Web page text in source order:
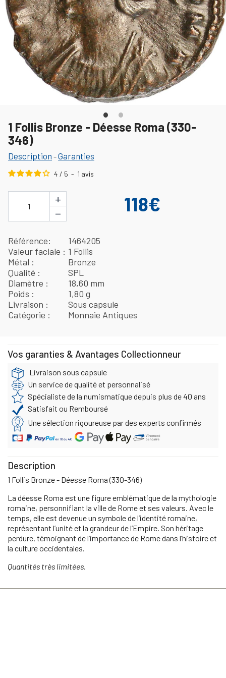
1 Follis Bronze - Déesse Roma (330-
346)
Description -Garanties
4 / 5 - 1 avis
1
+
−
118€
Référence
1464205
Valeur faciale
1 Follis
Métal
Bronze
Qualité
SPL
Diamètre
18,60 mm
Poids
1,80 g
Livraison
Sous capsule
Catégorie
Monnaie Antiques
Vos garanties & Avantages Collectionneur
Livraison sous capsule
Un service de qualité et personnalisé
Spécialiste de la numismatique depuis plus de 40 ans
Satisfait ou Remboursé
Une sélection rigoureuse par des experts confirmés
Description
1 Follis Bronze - Déesse Roma (330-346)
La déesse Roma est une figure emblématique de la mythologie
romaine, personnifiant la ville de Rome et ses valeurs. Avec le
temps, elle est devenue un symbole de l’identité romaine,
représentant l’unité et la grandeur de l’Empire. Son héritage
perdure, témoignant de l’importance de Rome dans l’histoire et
la culture occidentales.
Quantités très limitées.